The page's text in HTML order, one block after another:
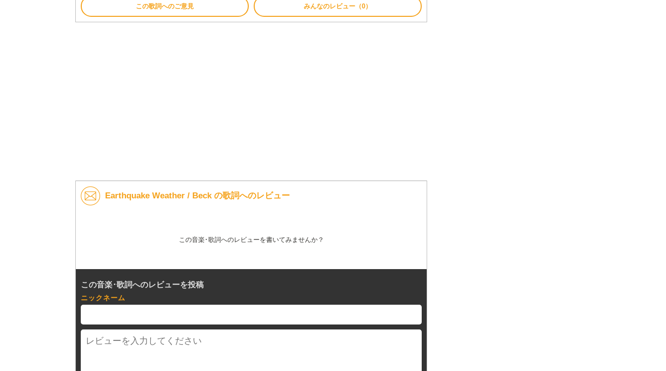
この歌詞へのご意見 みんなのレビュー（0）
Earthquake Weather / Beck の歌詞へのレビュー
この音楽･歌詞へのレビューを書いてみませんか？
この音楽･歌詞へのレビューを投稿
ニックネーム